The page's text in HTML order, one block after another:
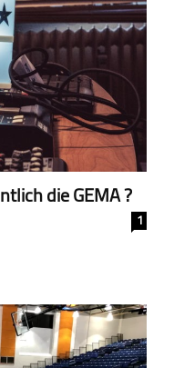
die GEMA ?
1